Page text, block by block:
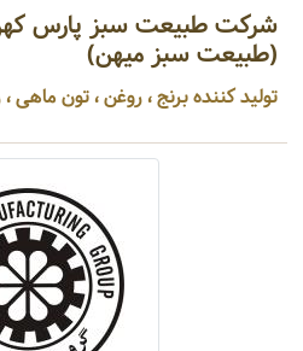
شرکت طبیعت سبز پارس
(طبیعت سبز میهن)
تولید کننده برنج ، روغن ، تون ماهی